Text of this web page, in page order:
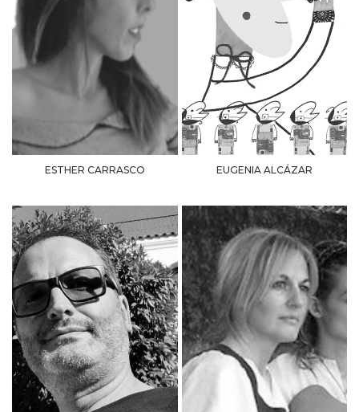
ESTHER CARRASCO EUGENIA ALCÁZAR